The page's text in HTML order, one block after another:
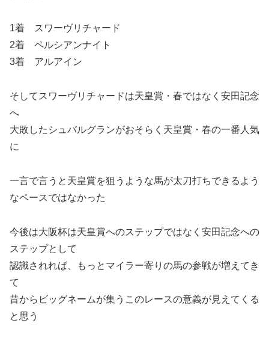
1着 スワーヴリチャード
2着 ペルシアンナイト
3着 アルアイン
そしてスワーヴリチャードは天皇賞・春ではなく安田記念
へ
大敗したシュバルグランがおそらく天皇賞・春の一番人気
に
一言で言うと天皇賞を狙うような馬が太刀打ちできるよう
なペースではなかった
今後は大阪杯は天皇賞へのステップではなく安田記念への
ステップとして
認識されれば、もっとマイラー寄りの馬の参戦が増えてき
て
昔からビッグネームが集うこのレースの意義が見えてくる
と思う